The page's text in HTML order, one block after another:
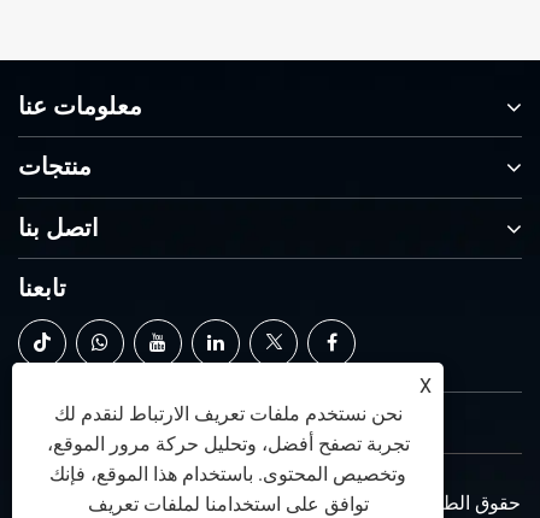
معلومات عنا
منتجات
اتصل بنا
تابعنا
حقوق الطبع والنشر © 2026 Taichuang Intelligent Equipment
X
نحن نستخدم ملفات تعريف الارتباط لنقدم لك
تجربة تصفح أفضل، وتحليل حركة مرور الموقع،
وتخصيص المحتوى. باستخدام هذا الموقع، فإنك
توافق على استخدامنا لملفات تعريف